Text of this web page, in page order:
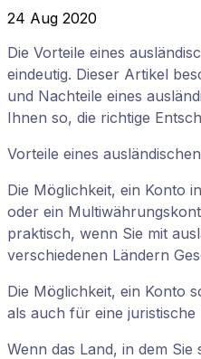
24 Aug 2020
Die Vorteile eines
eindeutig. Dieser Artikel
und Nachteile eines
Ihnen so, die richtige
Vorteile eines
Die Möglichkeit, ein Konto
oder ein
praktisch, wenn Sie mit
verschiedenen Ländern
Die Möglichkeit, ein Konto
als auch für eine
Wenn das Land, in dem